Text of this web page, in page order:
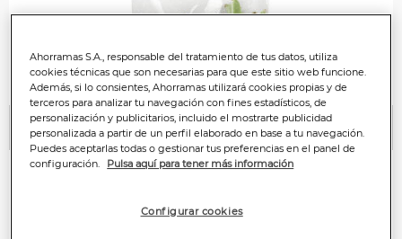
Anterior
Ahorramas S.A., responsable del tratamiento de tus datos, utiliza
cookies técnicas que son necesarias para que este sitio web funcione.
Además, si lo consientes, Ahorramas utilizará cookies propias y de
terceros para analizar tu navegación con fines estadísticos, de
personalización y publicitarios, incluido el mostrarte publicidad
personalizada a partir de un perfil elaborado en base a tu navegación.
Puedes aceptarlas todas o gestionar tus preferencias en el panel de
configuración.
Pulsa aquí para tener más información
Configurar cookies